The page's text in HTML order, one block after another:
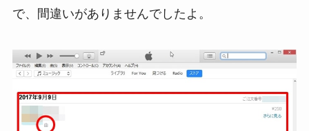
で、間違いがありませんでしたよ。